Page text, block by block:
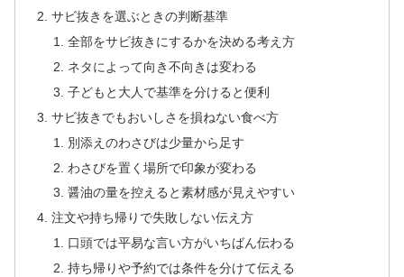
サビ抜きを選ぶときの判断基準
全部をサビ抜きにするかを決める考え方
ネタによって向き不向きは変わる
子どもと大人で基準を分けると便利
サビ抜きでもおいしさを損ねない食べ方
別添えのわさびは少量から足す
わさびを置く場所で印象が変わる
醤油の量を控えると素材感が見えやすい
注文や持ち帰りで失敗しない伝え方
口頭では平易な言い方がいちばん伝わる
持ち帰りや予約では条件を分けて伝える